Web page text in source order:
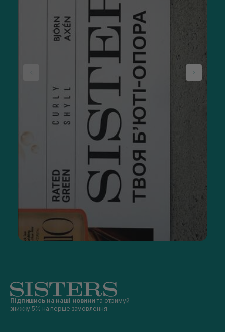
Підпишись на наші новини та отримуй
знижку 5% на перше замовлення